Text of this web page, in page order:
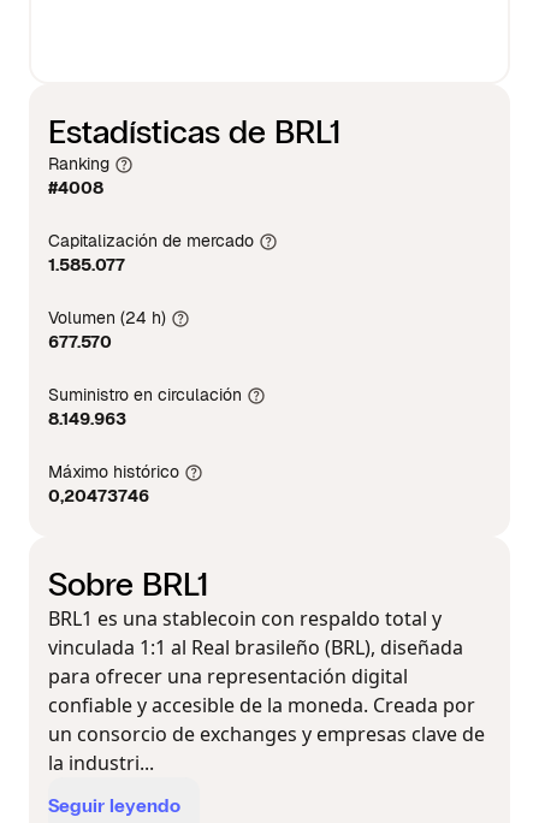
Estadísticas de BRL1
Ranking
#4008
Capitalización de mercado
1.585.077
Volumen (24 h)
677.570
Suministro en circulación
8.149.963
Máximo histórico
0,20473746
Sobre BRL1
BRL1 es una stablecoin con respaldo total y
vinculada 1:1 al Real brasileño (BRL), diseñada
para ofrecer una representación digital
confiable y accesible de la moneda. Creada por
un consorcio de exchanges y empresas clave de
la industri...
Seguir leyendo